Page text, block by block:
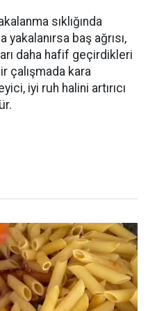
sıklığında
baş ağrısı,
daha hafif geçirdikleri
çalışmada kara
iyi ruh halini artırıcı